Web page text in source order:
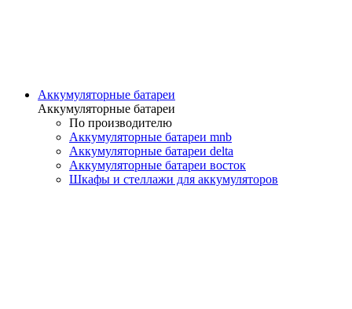
Аккумуляторные батареи
Аккумуляторные батареи
По производителю
Аккумуляторные батареи mnb
Аккумуляторные батареи delta
Аккумуляторные батареи восток
Шкафы и стеллажи для аккумуляторов